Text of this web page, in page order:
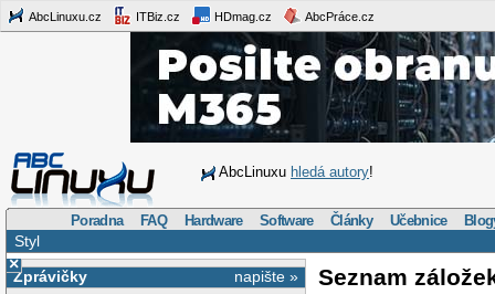
AbcLinuxu.cz ITBiz.cz HDmag.cz AbcPráce.cz
AbcLinuxu hledá autory!
Poradna FAQ Hardware Software Články Učebnice
Styl
×
napište »
Zprávičky
Seznam